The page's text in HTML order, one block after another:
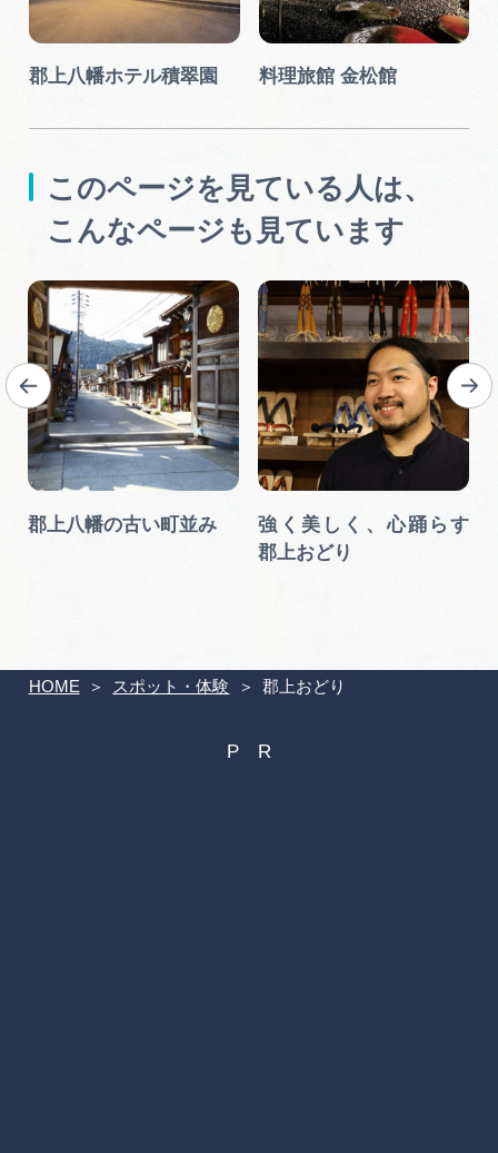
HOME スポット・体験 郡上おどり
郡上八幡ホテル積翠園 料理旅館 金松館
このページを見ている人は、
こんなページも見ています
郡上八幡の古い町並み
強く美しく、心踊らす
郡上おどり